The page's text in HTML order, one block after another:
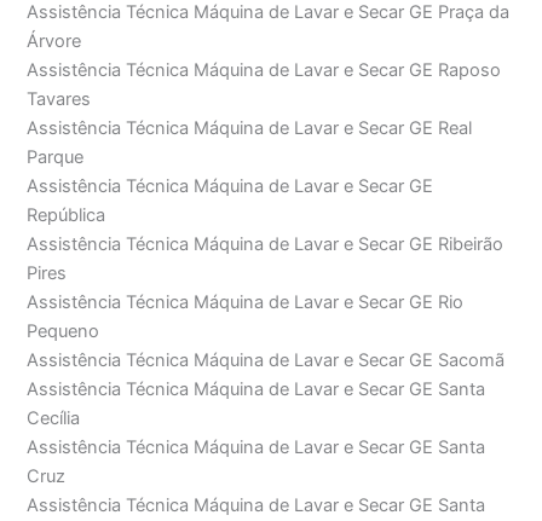
Assistência Técnica Máquina de Lavar e Secar GE Praça da
Árvore
Assistência Técnica Máquina de Lavar e Secar GE Raposo
Tavares
Assistência Técnica Máquina de Lavar e Secar GE Real
Parque
Assistência Técnica Máquina de Lavar e Secar GE
República
Assistência Técnica Máquina de Lavar e Secar GE Ribeirão
Pires
Assistência Técnica Máquina de Lavar e Secar GE Rio
Pequeno
Assistência Técnica Máquina de Lavar e Secar GE Sacomã
Assistência Técnica Máquina de Lavar e Secar GE Santa
Cecília
Assistência Técnica Máquina de Lavar e Secar GE Santa
Cruz
Assistência Técnica Máquina de Lavar e Secar GE Santa